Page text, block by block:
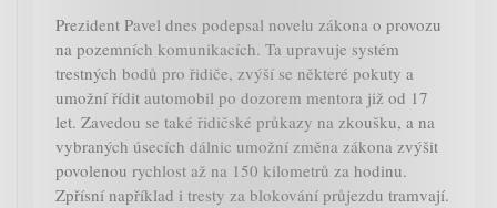
Prezident Pavel dnes podepsal novelu zákona o provozu
na pozemních komunikacích. Ta upravuje systém
trestných bodů pro řidiče, zvýší se některé pokuty a
umožní řídit automobil po dozorem mentora již od 17
let. Zavedou se také řidičské průkazy na zkoušku, a na
vybraných úsecích dálnic umožní změna zákona zvýšit
povolenou rychlost až na 150 kilometrů za hodinu.
Zpřísní například i tresty za blokování průjezdu tramvají.